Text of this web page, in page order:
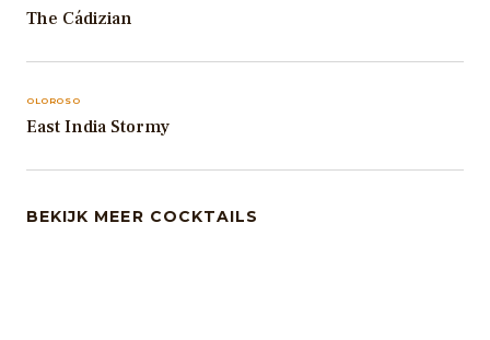
The Cádizian
OLOROSO
East India Stormy
BEKIJK MEER COCKTAILS